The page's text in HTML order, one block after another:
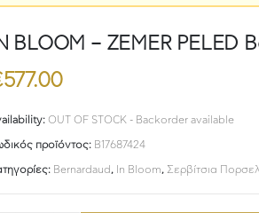
BLOOM – ZEMER PELED
577.00
OUT OF STOCK - Backorder available
προϊόντος: B17687424
Bernardaud , In Bloom, Σερβίτσια